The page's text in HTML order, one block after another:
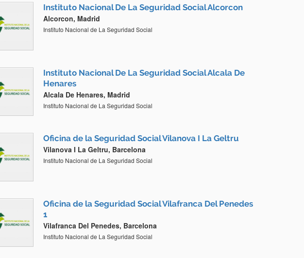
Instituto Nacional De La Seguridad Social Alcorcon
Alcorcon, Madrid
Instituto Nacional de La Seguridad Social
Instituto Nacional De La Seguridad Social Alcala De
Henares
Alcala De Henares, Madrid
Instituto Nacional de La Seguridad Social
Oficina de la Seguridad Social Vilanova I La Geltru
Vilanova I La Geltru, Barcelona
Instituto Nacional de La Seguridad Social
Oficina de la Seguridad Social Vilafranca Del Penedes
1
Vilafranca Del Penedes, Barcelona
Instituto Nacional de La Seguridad Social